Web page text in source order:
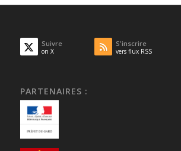
Suivre
on X
S'inscrire
vers flux RSS
PARTENAIRES :